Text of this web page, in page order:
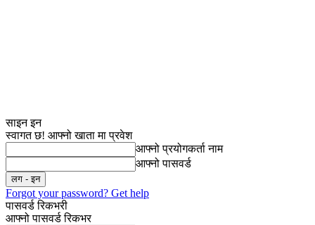
साइन इन
स्वागत छ! आफ्नो खाता मा प्रवेश
आफ्नो प्रयोगकर्ता नाम
आफ्नो पासवर्ड
Forgot your password? Get help
पासवर्ड रिकभरी
आफ्नो पासवर्ड रिकभर